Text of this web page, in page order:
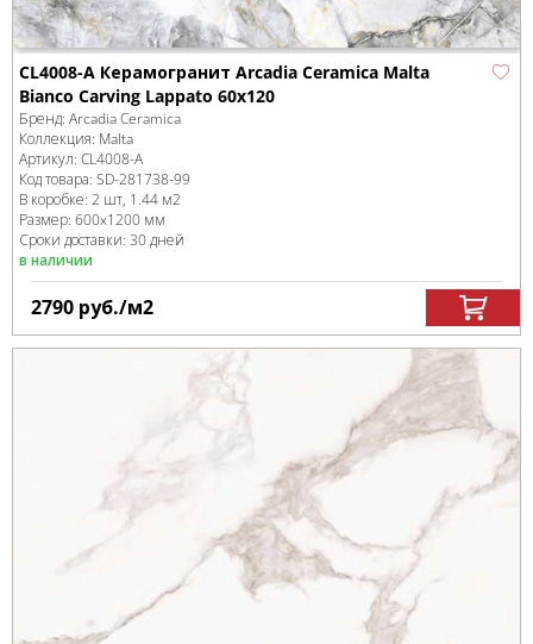
CL4008-A Керамогранит Arcadia Ceramica Malta
Bianco Carving Lappato 60x120
Бренд: Arcadia Ceramica
Коллекция: Malta
Артикул: CL4008-A
Код товара: SD-281738-99
В коробке: 2 шт, 1.44 м2
Размер: 600x1200 мм
Сроки доставки: 30 дней
в наличии
2790 руб./м2